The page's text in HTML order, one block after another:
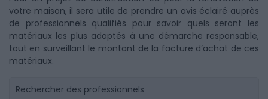
votre maison, il sera utile de prendre un avis éclairé auprès
de professionnels qualifiés pour savoir quels seront les
matériaux les plus adaptés à une démarche responsable,
tout en surveillant le montant de la facture d’achat de ces
matériaux.
Rechercher des professionnels